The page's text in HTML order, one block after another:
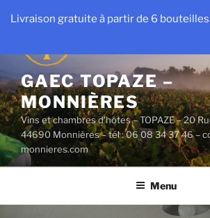
Livraison gratuite à partir de 6
principal
GAEC TOPAZE –
MONNIÈRES
Vins et chambres d'hôtes – TOPAZE – 20
44690 Monnières – tél : 06 08 34 37 46 –
monnieres.com
Menu